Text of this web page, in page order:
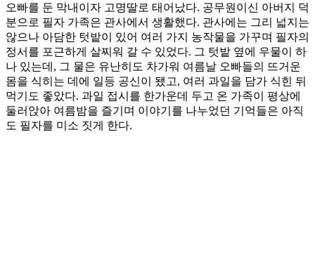
오빠를 둔 막내이자 고명딸로 태어났다. 공무원이신 아버지 덕
분으로 필자 가족은 관사에서 생활했다. 관사에는 그리 넓지는
않으나 아담한 텃밭이 있어 여러 가지 농작물을 가꾸며 필자의
정서를 포근하게 살찌워 갈 수 있었다. 그 텃밭 옆에 우물이 하
나 있는데, 그 물은 유난히도 차가워 여름날 오빠들의 뜨거운
몸을 식히는 데에 일등 공신이 됐고, 여러 과일을 담가 식힌 뒤
먹기도 좋았다. 과일 접시를 한가운데 두고 온 가족이 평상에
둘러앉아 여름밤을 즐기며 이야기를 나누었던 기억들은 아직
도 필자를 미소 짓게 한다.